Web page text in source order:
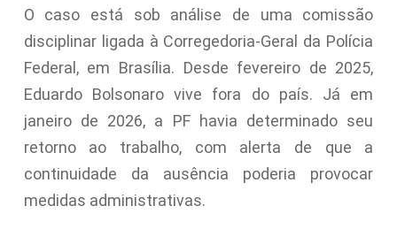
O caso está sob análise de uma comissão
disciplinar ligada à Corregedoria-Geral da Polícia
Federal, em Brasília. Desde fevereiro de 2025,
Eduardo Bolsonaro vive fora do país. Já em
janeiro de 2026, a PF havia determinado seu
retorno ao trabalho, com alerta de que a
continuidade da ausência poderia provocar
medidas administrativas.